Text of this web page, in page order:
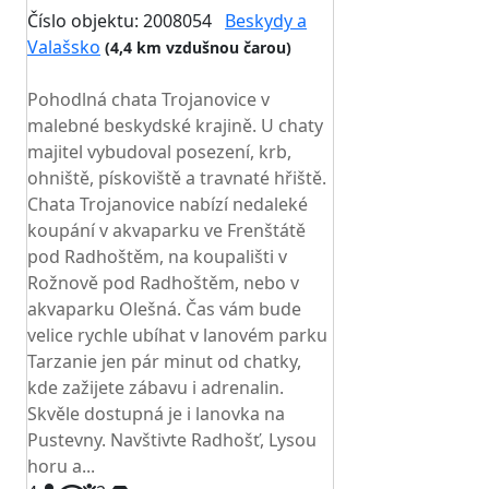
Číslo objektu: 2008054 Beskydy a
Valašsko (4,4 km vzdušnou čarou)
Pohodlná chata Trojanovice v
malebné beskydské krajině. U chaty
majitel vybudoval posezení, krb,
ohniště, pískoviště a travnaté hřiště.
Chata Trojanovice nabízí nedaleké
koupání v akvaparku ve Frenštátě
pod Radhoštěm, na koupališti v
Rožnově pod Radhoštěm, nebo v
akvaparku Olešná. Čas vám bude
velice rychle ubíhat v lanovém parku
Tarzanie jen pár minut od chatky,
kde zažijete zábavu i adrenalin.
Skvěle dostupná je i lanovka na
Pustevny. Navštivte Radhošť, Lysou
horu a...